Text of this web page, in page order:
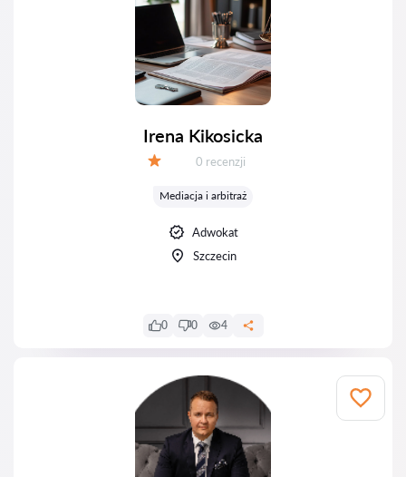
Irena Kikosicka
Recenzji:
0 recenzji
Mediacja i arbitraż
Adwokat
Szczecin
0 0 4